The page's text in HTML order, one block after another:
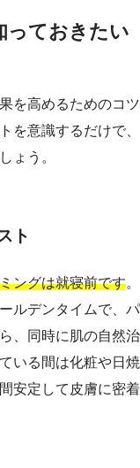
っておきたい
を高めるためのコツ
を意識するだけで、
ょう。
ト
ングは就寝前です。
ルデンタイムで、パ
、同時に肌の自然治
いる間は化粧や日焼
安定して皮膚に密着